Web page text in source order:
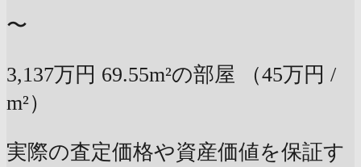
〜
3,137万円 69.55m²の部屋
（45万円 /
m²）
実際の査定価格や資産価値を保証す